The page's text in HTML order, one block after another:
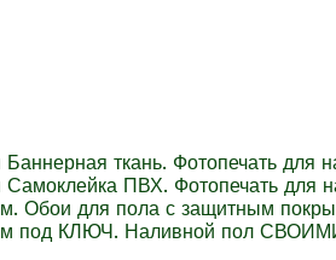
ткань. Фотопечать для
ПВХ. Фотопечать для
Обои для пола с защитным
под КЛЮЧ. Наливной пол